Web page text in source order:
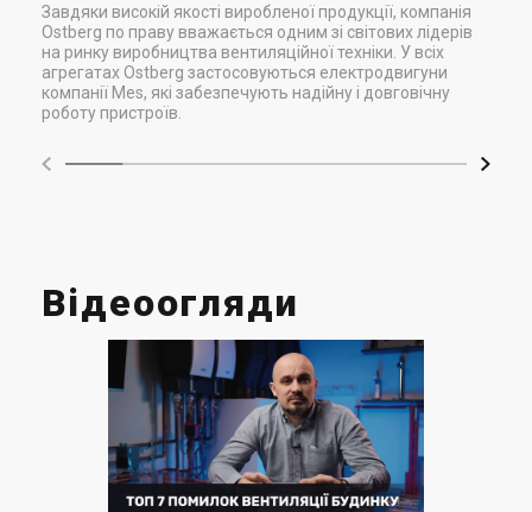
Завдяки високій якості виробленої продукції, компанія
Ostberg по праву вважається одним зі світових лідерів
на ринку виробництва вентиляційної техніки. У всіх
агрегатах Ostberg застосовуються електродвигуни
компанії Mes, які забезпечують надійну і довговічну
роботу пристроїв.
Відеоогляди